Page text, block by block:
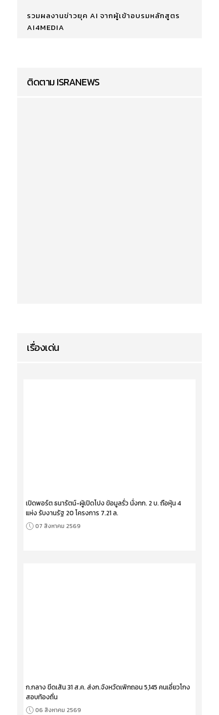
รวมผลงานข่าวยุค AI จากผู้เข้าอบรมหลักสูตร
AI4MEDIA
ติดตาม ISRANEWS
เรื่องเด่น
เปิดพอร์ต ธนารัตน์-ผู้เปิดโปง ข้อมูลรั่ว นั่งกก. 2 บ. ถือหุ้น 4
แห่ง รับงานรัฐ 20 โครงการ 7.21 ล.
07 สิงหาคม 2569
ก.กลาง ขีดเส้น 31 ส.ค. ส่งก.จังหวัดเพิกถอน 5,145 คนเอี่ยวโกง
สอบท้องถิ่น
06 สิงหาคม 2569